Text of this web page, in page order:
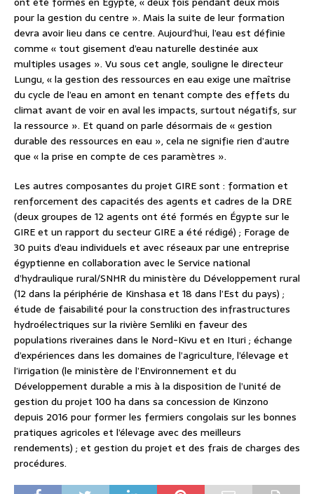
pour la gestion du centre ». Mais la suite de leur formation
devra avoir lieu dans ce centre. Aujourd’hui, l’eau est définie
comme « tout gisement d’eau naturelle destinée aux
multiples usages ». Vu sous cet angle, souligne le directeur
Lungu, « la gestion des ressources en eau exige une maîtrise
du cycle de l’eau en amont en tenant compte des effets du
climat avant de voir en aval les impacts, surtout négatifs, sur
la ressource ». Et quand on parle désormais de « gestion
durable des ressources en eau », cela ne signifie rien d’autre
que « la prise en compte de ces paramètres ».
Les autres composantes du projet GIRE sont : formation et
renforcement des capacités des agents et cadres de la DRE
(deux groupes de 12 agents ont été formés en Égypte sur le
GIRE et un rapport du secteur GIRE a été rédigé) ; Forage de
30 puits d’eau individuels et avec réseaux par une entreprise
égyptienne en collaboration avec le Service national
d’hydraulique rural/SNHR du ministère du Développement rural
(12 dans la périphérie de Kinshasa et 18 dans l’Est du pays) ;
étude de faisabilité pour la construction des infrastructures
hydroélectriques sur la rivière Semliki en faveur des
populations riveraines dans le Nord-Kivu et en Ituri ; échange
d’expériences dans les domaines de l’agriculture, l’élevage et
l’irrigation (le ministère de l’Environnement et du
Développement durable a mis à la disposition de l’unité de
gestion du projet 100 ha dans sa concession de Kinzono
depuis 2016 pour former les fermiers congolais sur les bonnes
pratiques agricoles et l’élevage avec des meilleurs
rendements) ; et gestion du projet et des frais de charges des
procédures.